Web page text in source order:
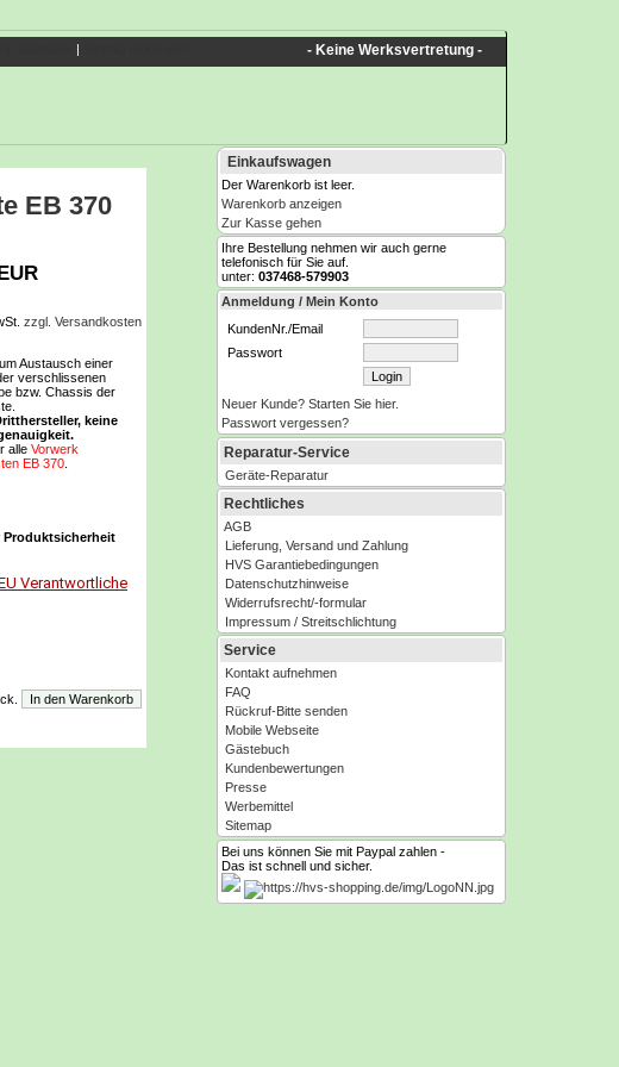
- Keine Werksvertretung -
|
EB 370
zzgl. Versandkosten
Austausch einer
verschlissenen
bzw. Chassis der
keine
alle Vorwerk
EB 370
Verantwortliche
Einkaufswagen
Der Warenkorb ist leer.
Warenkorb anzeigen
Zur Kasse gehen
Ihre Bestellung nehmen wir auch gerne
telefonisch für Sie auf.
unter: 037468-579903
Anmeldung / Mein Konto
KundenNr./Email
Passwort
Neuer Kunde? Starten Sie hier.
Passwort vergessen?
Reparatur-Service
Geräte-Reparatur
Rechtliches
AGB
Lieferung, Versand und Zahlung
HVS Garantiebedingungen
Datenschutzhinweise
Widerrufsrecht/-formular
Impressum / Streitschlichtung
Service
Kontakt aufnehmen
FAQ
Rückruf-Bitte senden
Mobile Webseite
Gästebuch
Kundenbewertungen
Presse
Werbemittel
Sitemap
Bei uns können Sie mit Paypal zahlen -
Das ist schnell und sicher.